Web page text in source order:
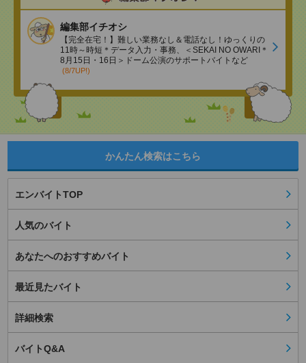
編集部イチオシ
【完全在宅！】難しい業務なし＆電話なし！ゆっくりの
11時～時短＊データ入力・事務、＜SEKAI NO OWARI＊
8月15日・16日＞ドーム公演のサポートバイトなど
(8/7UP!)
かんたん検索はこちら
エンバイトTOP
人気のバイト
あなたへのおすすめバイト
最近見たバイト
詳細検索
バイトQ&A